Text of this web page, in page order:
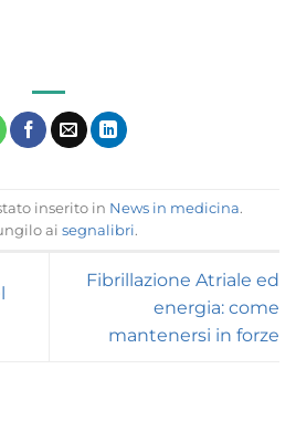
inserito in News in medicina.
ai segnalibri.
Fibrillazione Atriale ed
energia: come
mantenersi in forze